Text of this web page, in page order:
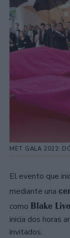
MET GALA 2022:
El evento que
mediante una
como Blake
inicia dos horas
invitados.